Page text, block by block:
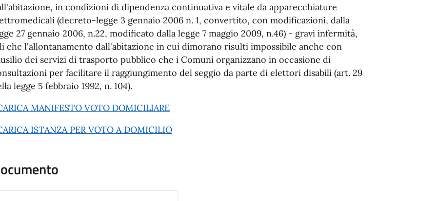
in condizioni di dipendenza continuativa e vitale da apparecchiature
(decreto-legge 3 gennaio 2006 n. 1, convertito, con modificazioni, dalla
27 gennaio 2006, n.22, modificato dalla legge 7 maggio 2009, n.46) - gravi infermità,
che l'allontanamento dall'abitazione in cui dimorano risulti impossibile anche con
dei servizi di trasporto pubblico che i Comuni organizzano in occasione di
per facilitare il raggiungimento del seggio da parte di elettori disabili (art. 29
legge 5 febbraio 1992, n. 104).
MANIFESTO VOTO DOMICILIARE
ISTANZA PER VOTO A DOMICILIO